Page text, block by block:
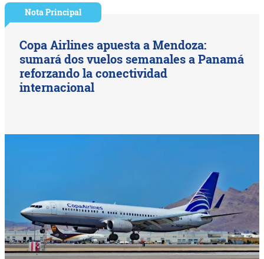
Nota Principal
Copa Airlines apuesta a Mendoza:
sumará dos vuelos semanales a Panamá
reforzando la conectividad
internacional